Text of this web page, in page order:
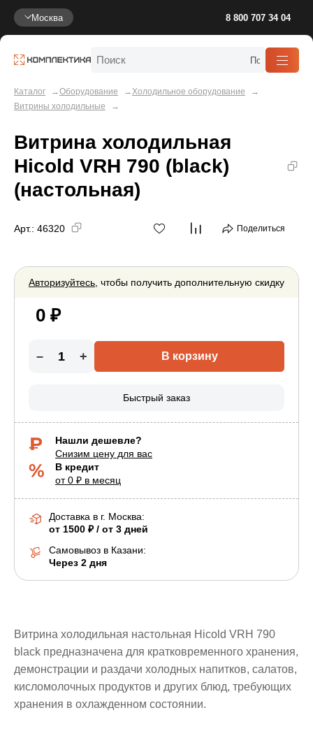
Москва 8 800 707 34 04
Каталог Оборудование
Холодильное оборудование
Витрины холодильные
Витрина холодильная
Hicold VRH 790 (black)
(настольная)
Арт.: 46320 Поделиться
Авторизуйтесь, чтобы получить дополнительную скидку
0 ₽
В кредит
от 0 ₽ в месяц
Нашли дешевле?
Снизим цену для вас
– + В корзину
Быстрый заказ
Доставка в г. Москва:
от 1500 ₽ / от 3 дней
Самовывоз в Казани:
Через 2 дня
Витрина холодильная настольная Hicold VRH 790
black предназначена для кратковременного хранения,
демонстрации и раздачи холодных напитков, салатов,
кисломолочных продуктов и других блюд, требующих
хранения в охлажденном состоянии.